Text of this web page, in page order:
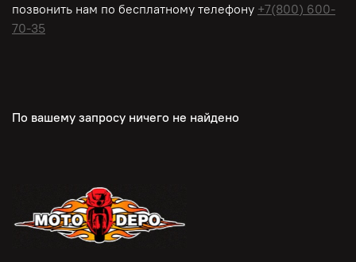
позвонить нам по бесплатному телефону +7(800) 600-
70-35
По вашему запросу ничего не найдено